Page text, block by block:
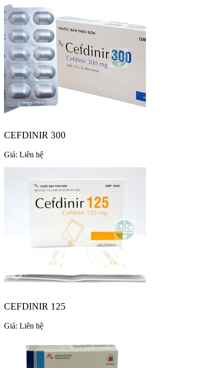
CEFDINIR 300
Giá: Liên hệ
CEFDINIR 125
Giá: Liên hệ